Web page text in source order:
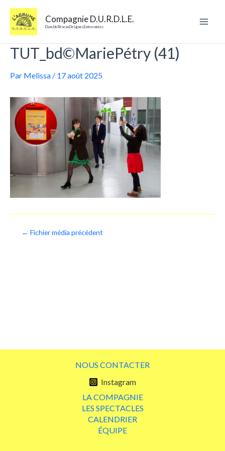
contenu
Compagnie D.U.R.D.L.E.
Dans Un Réseau De Lignes Entreroisées
TUT_bd©MariePétry (41)
Par Melissa / 17 août 2025
Navigation
← Fichier média précédent
NOUS CONTACTER
Instagram
LA COMPAGNIE
LES SPECTACLES
CALENDRIER
ÉQUIPE